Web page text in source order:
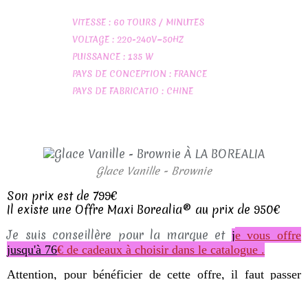
VITESSE : 60 TOURS / MINUTES
VOLTAGE : 220-240V~50HZ
PUISSANCE : 135 W
PAYS DE CONCEPTION : FRANCE
PAYS DE FABRICATIO : CHINE
Glace Vanille - Brownie
Son prix est de 799€
Il existe une Offre Maxi Borealia® au prix de 950€
Je suis conseillère pour la marque et je vous offre
jusqu'à 76€ de cadeaux à choisir dans le catalogue .
Attention, pour bénéficier de cette offre, il faut passer